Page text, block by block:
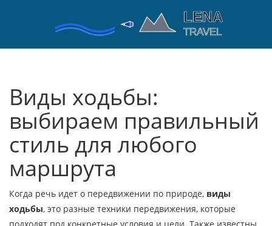
Виды ходьбы:
выбираем правильный
стиль для любого
маршрута
Когда речь идет о передвижении по природе, виды
ходьбы, это разные техники передвижения, которые